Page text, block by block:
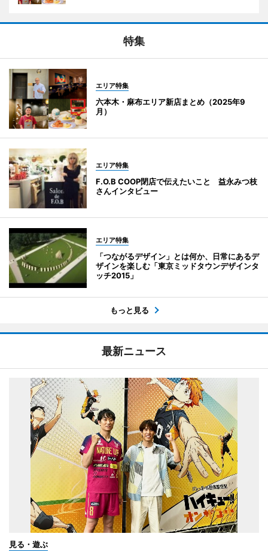
特集
エリア特集
六本木・麻布エリア新店まとめ（2025年9
月）
エリア特集
F.O.B COOP閉店で伝えたいこと 益永みつ枝
さんインタビュー
エリア特集
「つながるデザイン」とは何か、日常にあるデ
ザインを楽しむ「東京ミッドタウンデザインタ
ッチ2015」
もっと見る
最新ニュース
見る・遊ぶ